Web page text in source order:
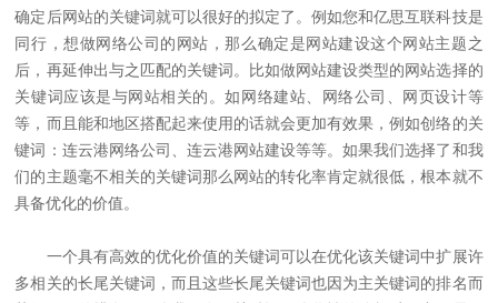
确定后网站的关键词就可以很好的拟定了。例如您和亿思互联科技是
同行，想做网络公司的网站，那么确定是网站建设这个网站主题之
后，再延伸出与之匹配的关键词。比如做网站建设类型的网站选择的
关键词应该是与网站相关的。如网络建站、网络公司、网页设计等
等，而且能和地区搭配起来使用的话就会更加有效果，例如创络的关
键词：连云港网络公司、连云港网站建设等等。如果我们选择了和我
们的主题毫不相关的关键词那么网站的转化率肯定就很低，根本就不
具备优化的价值。
一个具有高效的优化价值的关键词可以在优化该关键词中扩展许
多相关的长尾关键词，而且这些长尾关键词也因为主关键词的排名而